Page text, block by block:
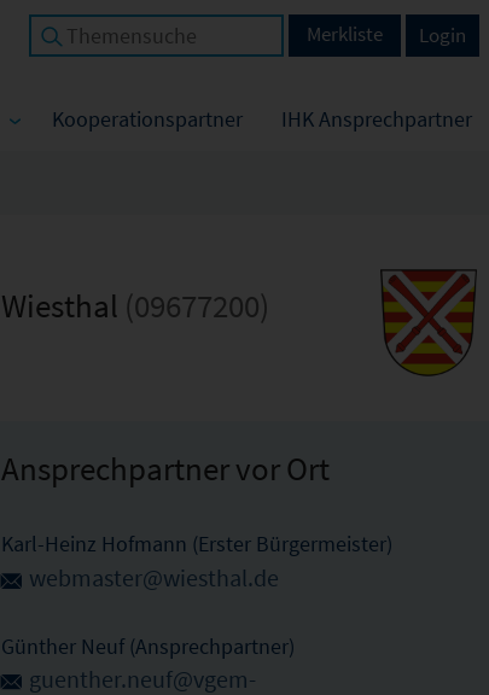
Kooperationspartner IHK Ansprechpartner
Login
Merkliste
Wiesthal (09677200)
Ansprechpartner vor Ort
Karl-Heinz Hofmann (Erster Bürgermeister)
webmaster@wiesthal.de
Günther Neuf (Ansprechpartner)
guenther.neuf@vgem-